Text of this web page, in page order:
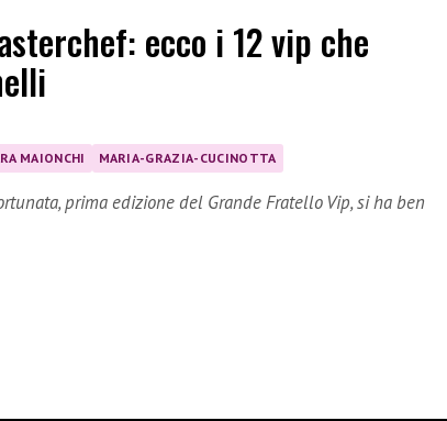
ecco i 12 vip che
MAIONCHI MARIA-GRAZIA-CUCINOTTA
prima edizione del Grande Fratello Vip, si ha ben